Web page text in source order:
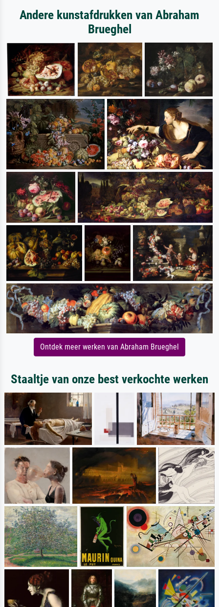
Andere kunstafdrukken van Abraham
Brueghel
Ontdek meer werken van Abraham Brueghel
Staaltje van onze best verkochte werken